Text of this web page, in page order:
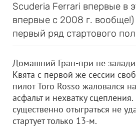
Scuderia Ferrari впервые в
впервые с 2008 г. вообще!)
первый ряд стартового
Домашний Гран-при не
Квята с первой же сессии
пилот Toro Rosso жаловался
асфальт и нехватку
существенно отыграться не
стартует только 13-м.